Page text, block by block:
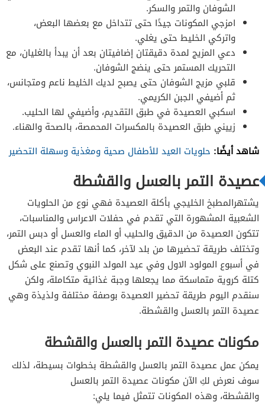
الشوفان والتمر والسكر.
امزجي المكونات جيدًا حتى تتداخل مع بعضها البعض،
واتركي الخليط حتى يغلي.
دعي المزيج لمدة دقيقتان إضافيتان بعد أن يبدأ بالغليان، مع
التحريك المستمر حتى ينضج الشوفان.
قلبي مزيج الشوفان حتى يصبح لديك الخليط ناعم ومتجانس،
ثم أضيفي الجبن الكريمي.
اسكبي العصيدة في طبق التقديم، وأضيفي لها الحليب.
زييني طبق العصيدة بالمكسرات المحمصة، بالصحة والهناء.
شاهد أيضًا: حلويات العيد للأطفال صحية ومغذية وسهلة التحضير
عصيدة التمر بالعسل والقشطة
يشتهرالمطبخ الخليجي بأكلة العصيدة فهي نوع من الحلويات
الشعبية المشهورة التي تقدم في حفلات الاعراس والمناسبات،
تتكون العصيدة من الدقيق والحليب أو الماء والعسل أو دبس التمر،
وتختلف طريقة تحضيرها من بلد لآخر، كما أنها تقدم عند البعض
في أسبوع المولود الاول وفي عيد المولد النبوي وتصنع على شكل
كتلة كروية متماسكة مما يجعلها وجبة غذائية متكاملة، ولكن
سنقدم اليوم طريقة تحضير العصيدة بوصفة مختلفة ولذيذة وهي
عصيدة التمر بالعسل والقشطة.
مكونات عصيدة التمر بالعسل والقشطة
يمكن عمل عصيدة التمر بالعسل والقشطة بخطوات بسيطة، لذلك
سوف نعرض لكِ الآن مكونات عصيدة التمر بالعسل
والقشطة، وهذه المكونات تتمثل فيما يلي: